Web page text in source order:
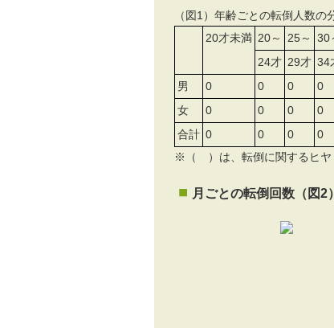
（図1）年齢ごとの転倒人数の
20才未満 20～ 25～ 30
24才 29才 34
男
0 0 0 0
女
0 0 0 0
合計 0 0 0 0
※（ ）は、転倒に関するヒヤ
月ごとの転倒回数（図2